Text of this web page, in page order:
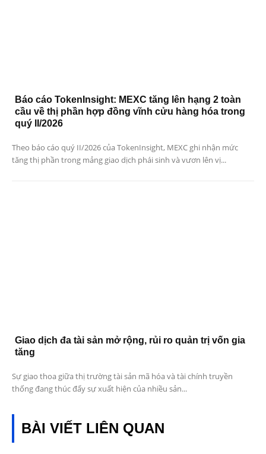
Báo cáo TokenInsight: MEXC tăng lên hạng 2 toàn
cầu về thị phần hợp đồng vĩnh cửu hàng hóa trong
quý II/2026
Theo báo cáo quý II/2026 của TokenInsight, MEXC ghi nhận mức
tăng thị phần trong mảng giao dịch phái sinh và vươn lên vị...
Giao dịch đa tài sản mở rộng, rủi ro quản trị vốn gia
tăng
Sự giao thoa giữa thị trường tài sản mã hóa và tài chính truyền
thống đang thúc đẩy sự xuất hiện của nhiều sản...
BÀI VIẾT LIÊN QUAN